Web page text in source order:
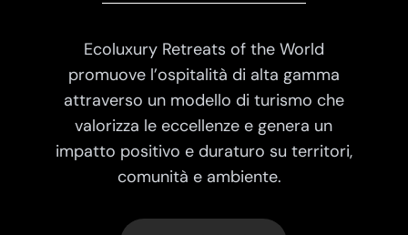
Ecoluxury Retreats of the World
promuove l’ospitalità di alta gamma
attraverso un modello di turismo che
valorizza le eccellenze e genera un
impatto positivo e duraturo su territori,
comunità e ambiente.